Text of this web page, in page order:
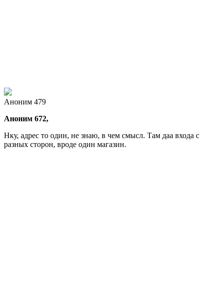
Аноним 479
Аноним 672,
Нку, адрес то один, не знаю, в чем смысл. Там даа входа с
разных сторон, вроде один магазин.